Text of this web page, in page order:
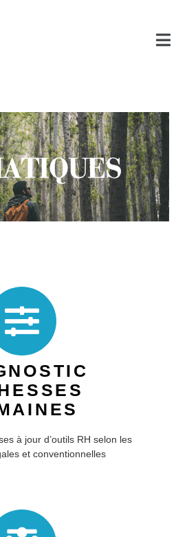
à jour d’outils RH selon les
et conventionnelles